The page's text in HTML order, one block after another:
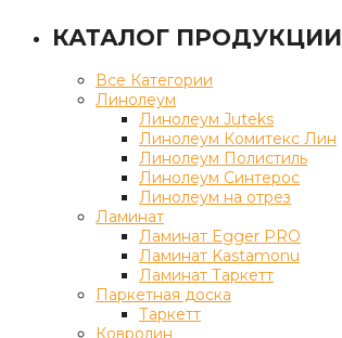
КАТАЛОГ ПРОДУКЦИИ
Все Категории
Линолеум
Линолеум Juteks
Линолеум Комитекс Лин
Линолеум Полистиль
Линолеум Синтерос
Линолеум на отрез
Ламинат
Ламинат Egger PRO
Ламинат Kastamonu
Ламинат Таркетт
Паркетная доска
Таркетт
Ковролин